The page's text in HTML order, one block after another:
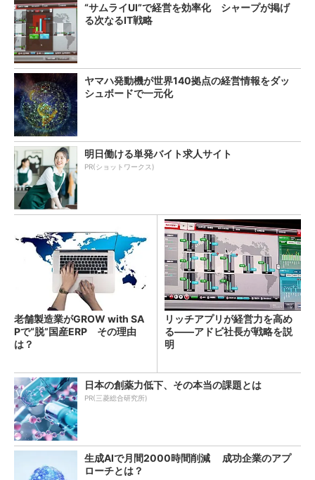
“サムライUI”で経営を効率化 シャープが掲げ
る次なるIT戦略
ヤマハ発動機が世界140拠点の経営情報をダッ
シュボードで一元化
明日働ける単発バイト求人サイト
PR(ショットワークス)
老舗製造業がGROW with SA
Pで“脱”国産ERP その理由
は？
リッチアプリが経営力を高め
る――アドビ社長が戦略を説
明
日本の創薬力低下、その本当の課題とは
PR(三菱総合研究所)
生成AIで月間2000時間削減 成功企業のアプ
ローチとは？